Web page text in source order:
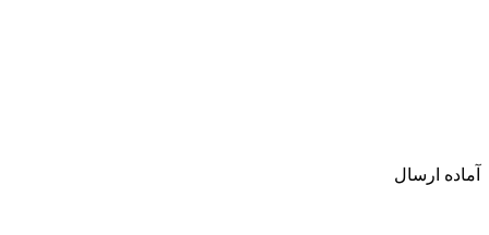
آماده ارسال